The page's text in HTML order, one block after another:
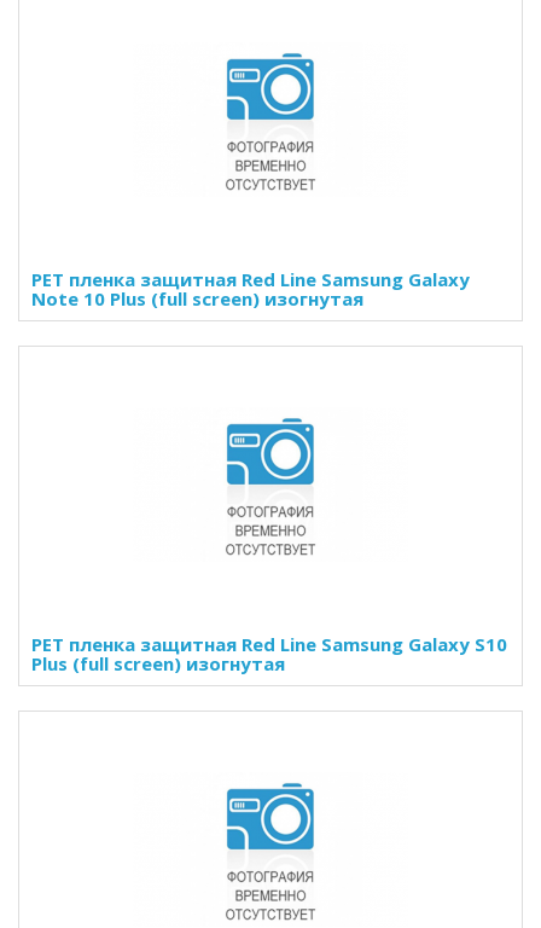
PET пленка защитная Red Line Samsung Galaxy
Note 10 Plus (full screen) изогнутая
PET пленка защитная Red Line Samsung Galaxy S10
Plus (full screen) изогнутая